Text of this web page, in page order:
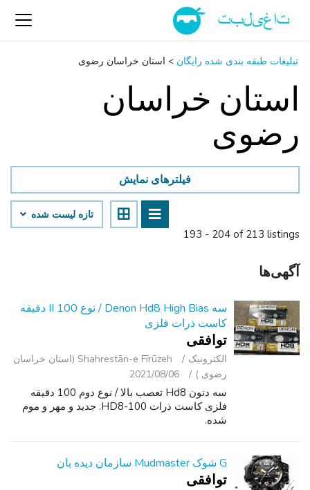
تبلیغات طبقه بندی شده رایگان > استان خراسان رضوی
استان خراسان
رضوی
193 - 204 of 213 listings
فیلترهای نمایش
تازه لیست شده
آگهی‌ها
سه Denon Hd8 High Bias / نوع II 100 دقیقه
کاست ذرات فلزی
توافقی
الکترونیک
Shahrestān-e Fīrūzeh (استان خراسان
رضوی )
2021/08/06
سه دنون Hd8 تعصب بالا / نوع دوم 100 دقیقه
فلزی کاست ذرات HD8-100. جدید و مهر و موم
شده.
G شوک Mudmaster سازمان دیده بان
توافقی